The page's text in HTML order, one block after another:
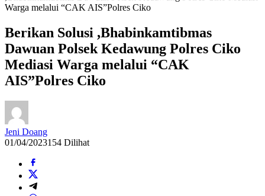
Warga melalui “CAK AIS”Polres Ciko
Berikan Solusi ,Bhabinkamtibmas
Dawuan Polsek Kedawung Polres Ciko
Mediasi Warga melalui “CAK
AIS”Polres Ciko
Jeni Doang
01/04/2023154 Dilihat